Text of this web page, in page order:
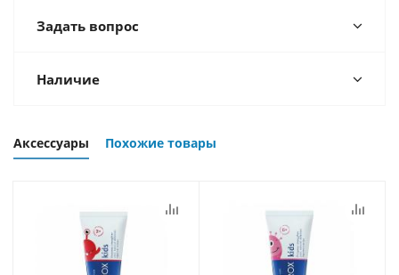
Задать вопрос
Наличие
Аксессуары Похожие товары